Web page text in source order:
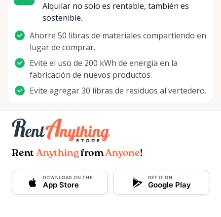
Alquilar no solo es rentable, también es
sostenible.
Ahorre 50 libras de materiales compartiendo en
lugar de comprar.
Evite el uso de 200 kWh de energía en la
fabricación de nuevos productos.
Evite agregar 30 libras de residuos al vertedero.
Rent AnythingfromAnyone!
DOWNLOAD ON THE
App Store
GET IT ON
Google Play